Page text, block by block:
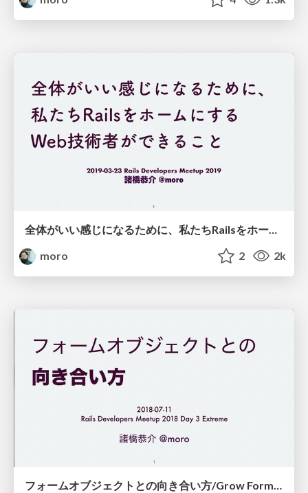
moro
2 2k
フォームオブジェクトとの向き合い方/Grow Form Objects up